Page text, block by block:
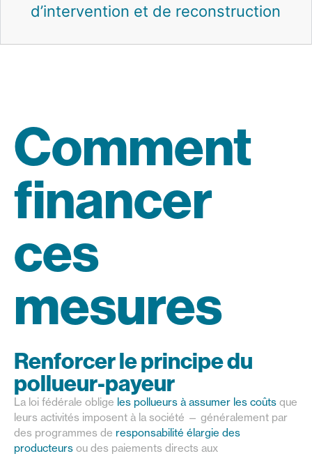
d’intervention et de reconstruction
Comment
financer
ces
mesures
Renforcer le principe du
pollueur-payeur
La loi fédérale oblige les pollueurs à assumer les coûts que
leurs activités imposent à la société — généralement par
des programmes de responsabilité élargie des
producteurs ou des paiements directs aux